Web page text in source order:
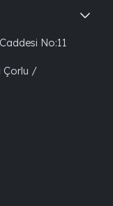
No:11
Çorlu /